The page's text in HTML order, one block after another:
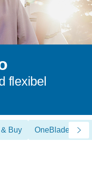
flexibel
& Buy OneBlade Club